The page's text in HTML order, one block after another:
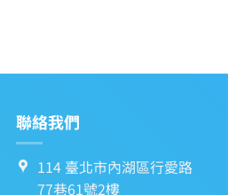
聯絡我們
114 臺北市內湖區行愛路
77巷61號2樓